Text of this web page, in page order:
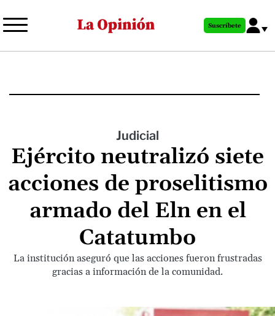
al
principal
Suscríbete
Judicial
Ejército neutralizó siete
acciones de proselitismo
armado del Eln en el
Catatumbo
La institución aseguró que las acciones fueron frustradas
gracias a información de la comunidad.